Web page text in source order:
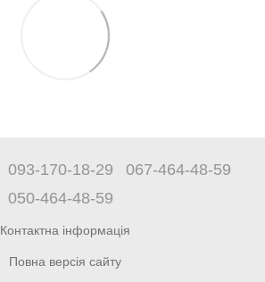
093-170-18-29
067-464-48-59
050-464-48-59
Контактна інформація
Повна версія сайту